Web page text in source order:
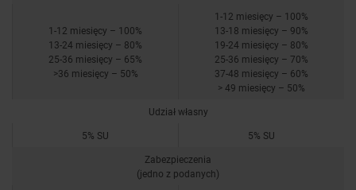
1-12 miesięcy – 100%
13-24 miesięcy – 80%
25-36 miesięcy – 65%
>36 miesięcy – 50%
1-12 miesięcy – 100%
13-18 miesięcy – 90%
19-24 miesięcy – 80%
25-36 miesięcy – 70%
37-48 miesięcy – 60%
> 49 miesięcy – 50%
Udział własny
5% SU
5% SU
Zabezpieczenia
(jedno z podanych)